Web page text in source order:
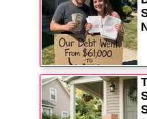
Реклама на сайті
Моніторинг